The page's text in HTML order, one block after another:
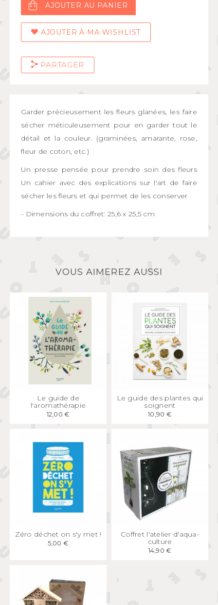
AJOUTER AU PANIER
AJOUTER À MA WISHLIST
PARTAGER
Garder précieusement les fleurs glanées, les faire
sécher méticuleusement pour en garder tout le
détail et la couleur. (graminées, amarante, rose,
fleur de coton, etc.)
Un presse pensée pour prendre soin des fleurs
Un cahier avec des explications sur l'art de faire
sécher les fleurs et qui permet de les conserver
- Dimensions du coffret: 25,6 x 25,5 cm
VOUS AIMEREZ AUSSI
APERÇULe guide de
l'aromathérapie
12,00 €
APERÇU RAPIDE
Le guide des plantes qui
soignent
10,90 €
APERÇU RAPIDE
Zéro déchet on s'y met !
5,00 €
APERÇU RAPIDE
Coffret l'atelier d'aqua-
culture
14,90 €